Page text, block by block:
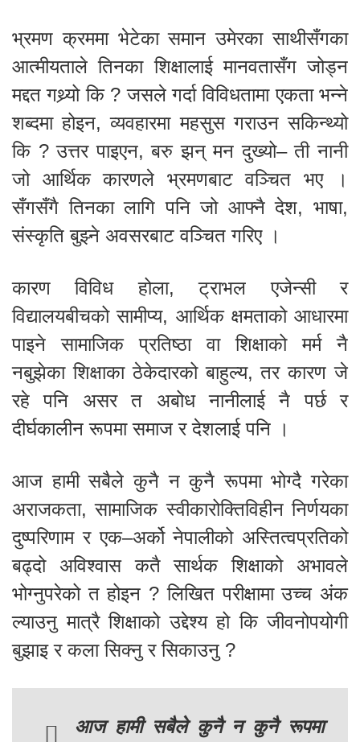
भ्रमण क्रममा भेटेका समान उमेरका साथीसँगका
आत्मीयताले तिनका शिक्षालाई मानवतासँग जोड्न
मद्दत गथ्र्यो कि ? जसले गर्दा विविधतामा एकता भन्ने
शब्दमा होइन, व्यवहारमा महसुस गराउन सकिन्थ्यो
कि ? उत्तर पाइएन, बरु झन् मन दुख्यो– ती नानी
जो आर्थिक कारणले भ्रमणबाट वञ्चित भए ।
सँगसँगै तिनका लागि पनि जो आफ्नै देश, भाषा,
संस्कृति बुझ्ने अवसरबाट वञ्चित गरिए ।
कारण विविध होला, ट्राभल एजेन्सी र
विद्यालयबीचको सामीप्य, आर्थिक क्षमताको आधारमा
पाइने सामाजिक प्रतिष्ठा वा शिक्षाको मर्म नै
नबुझेका शिक्षाका ठेकेदारको बाहुल्य, तर कारण जे
रहे पनि असर त अबोध नानीलाई नै पर्छ र
दीर्घकालीन रूपमा समाज र देशलाई पनि ।
आज हामी सबैले कुनै न कुनै रूपमा भोग्दै गरेका
अराजकता, सामाजिक स्वीकारोक्तिविहीन निर्णयका
दुष्परिणाम र एक–अर्को नेपालीको अस्तित्वप्रतिको
बढ्दो अविश्वास कतै सार्थक शिक्षाको अभावले
भोग्नुपरेको त होइन ? लिखित परीक्षामा उच्च अंक
ल्याउनु मात्रै शिक्षाको उद्देश्य हो कि जीवनोपयोगी
बुझाइ र कला सिक्नु र सिकाउनु ?
आज हामी सबैले कुनै न कुनै रूपमा